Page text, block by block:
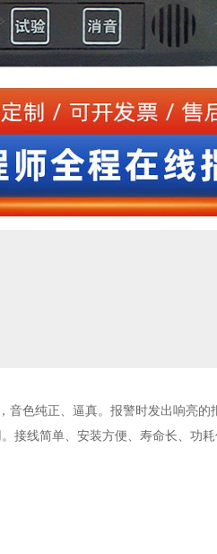
音色纯正、逼真。报警时发出响亮的
接线简单、安装方便、寿命长、功